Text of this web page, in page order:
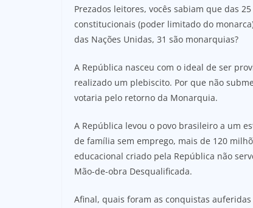
Prezados leitores, vocês sabiam que das
constitucionais (poder limitado do
das Nações Unidas, 31 são monarquias?
A República nasceu com o ideal de ser
realizado um plebiscito. Por que não
votaria pelo retorno da Monarquia.
A República levou o povo brasileiro a um
de família sem emprego, mais de 120
educacional criado pela República não
Mão-de-obra Desqualificada.
Afinal, quais foram as conquistas